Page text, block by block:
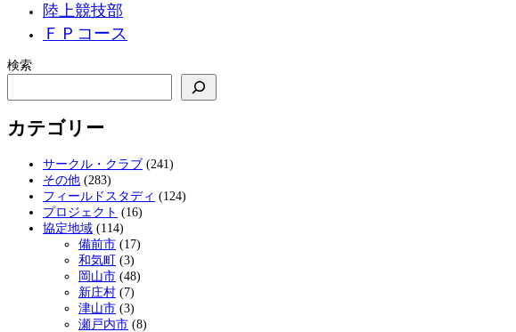
陸上競技部
ＦＰコース
検索
カテゴリー
サークル・クラブ (241)
その他 (283)
フィールドスタディ (124)
プロジェクト (16)
協定地域 (114)
備前市 (17)
和気町 (3)
岡山市 (48)
新庄村 (7)
津山市 (3)
瀬戸内市 (8)